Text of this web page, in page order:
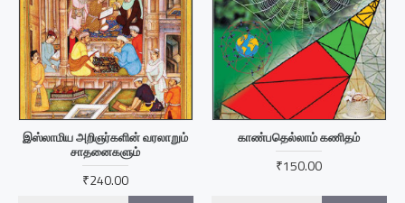
இஸ்லாமிய அறிஞர்களின் வரலாறும்
சாதனைகளும்
₹240.00
காண்பதெல்லாம் கணிதம்
₹150.00